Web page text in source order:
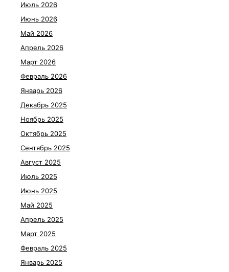
Июль 2026
Июнь 2026
Май 2026
Апрель 2026
Март 2026
Февраль 2026
Январь 2026
Декабрь 2025
Ноябрь 2025
Октябрь 2025
Сентябрь 2025
Август 2025
Июль 2025
Июнь 2025
Май 2025
Апрель 2025
Март 2025
Февраль 2025
Январь 2025